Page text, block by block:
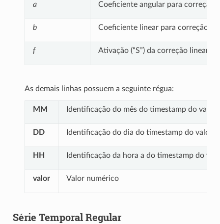
a Coeficiente angular para correção (
b Coeficiente linear para correção (
f Ativação (“S”) da correção linear
As demais linhas possuem a seguinte régua:
MM Identificação do mês do timestamp do valor
DD Identificação do dia do timestamp do valor
HH Identificação da hora a do timestamp do
valor Valor numérico
Série Temporal Regular